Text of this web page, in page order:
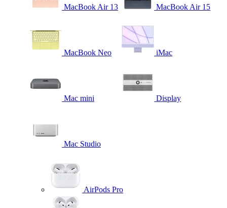
MacBook Air 13 MacBook Air 15
MacBook Neo iMac
Mac mini Display
Mac Studio
AirPods Pro